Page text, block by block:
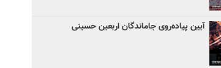
آیین پیاده‌روی جاماندگان اربعین حسینی